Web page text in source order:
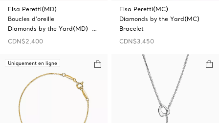
Elsa Peretti(MD)
Boucles d’oreille
Diamonds by the Yard(MD) …
CDN$2,400
Elsa Peretti(MC)
Diamonds by the Yard(MC)
Bracelet
CDN$3,450
Uniquement en ligne